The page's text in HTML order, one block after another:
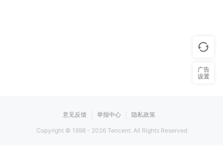
意见反馈 举报中心 隐私政策
Copyright © 1998 - 2026Tencent. All Rights Reserved
广告
设置